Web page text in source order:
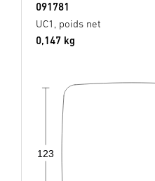
091781
UC1, poids net
0,147 kg
123